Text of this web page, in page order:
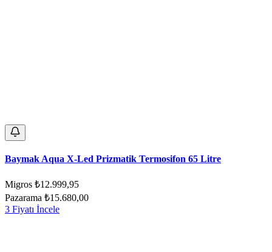
Baymak Aqua X-Led Prizmatik Termosifon 65 Litre
Migros ₺12.999,95
Pazarama ₺15.680,00
3 Fiyatı İncele